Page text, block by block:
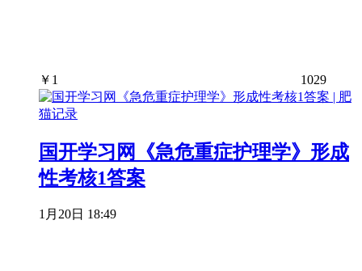
￥ 1 1029
国开学习网《急危重症护理学》形成
性考核1答案
1月20日 18:49